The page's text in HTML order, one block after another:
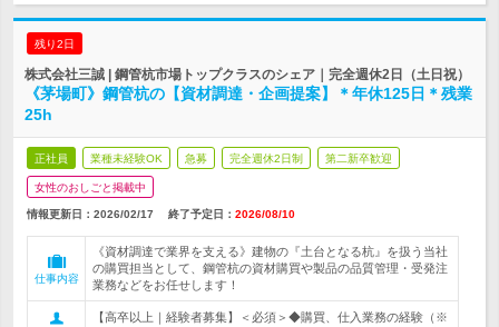
残り2日
株式会社三誠 | 鋼管杭市場トップクラスのシェア｜完全週休2日（土日祝）
《茅場町》鋼管杭の【資材調達・企画提案】＊年休125日＊残業
25h
正社員 業種未経験OK 急募 完全週休2日制 第二新卒歓迎
女性のおしごと掲載中
情報更新日：2026/02/17 終了予定日： 2026/08/10
仕事内容
《資材調達で業界を支える》建物の『土台となる杭』を扱う当社
の購買担当として、鋼管杭の資材購買や製品の品質管理・受発注
業務などをお任せします！
【高卒以上｜経験者募集】＜必須＞◆購買、仕入業務の経験（※